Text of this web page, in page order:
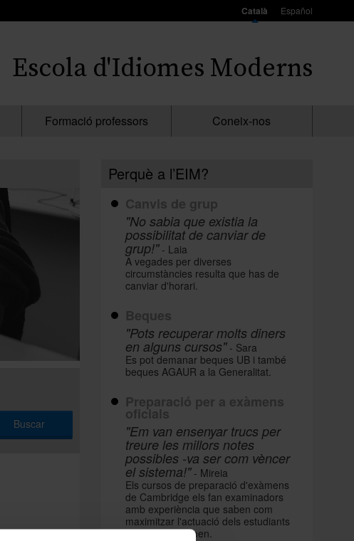
Català Español
Escola d'Idiomes Moderns
Formació professors Coneix-nos
Buscar
Perquè a l’EIM?
Canvis de grup
"No sabia que existia la
possibilitat de canviar de
grup!"- Laia
A vegades per diverses
circumstàncies resulta que has de
canviar d'horari.
Beques
"Pots recuperar molts diners
en alguns cursos"- Sara
Es pot demanar beques UB i també
beques AGAUR a la Generalitat.
Preparació per a exàmens
oficials
"Em van ensenyar trucs per
treure les millors notes
possibles -va ser com vèncer
el sistema!"- Mireia
Els cursos de preparació d'exàmens
de Cambridge els fan examinadors
amb experiència que saben com
maximitzar l'actuació dels estudiants
en aquest examen.